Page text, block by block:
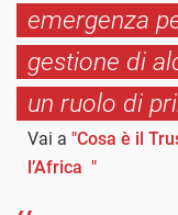
emergenza
gestione di
un ruolo di
Vai a "Cosa è il
l’Africa "